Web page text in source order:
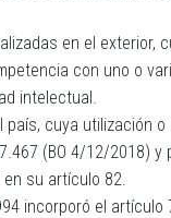
en el
con uno o
intelectual.
cuya utilización
(BO 4/12/2018)
su artículo 82.
incorporó el artículo